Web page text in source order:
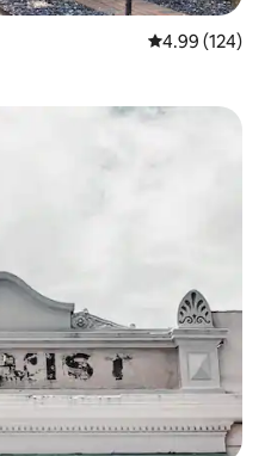
平均评分 4.99
4.99 (124)